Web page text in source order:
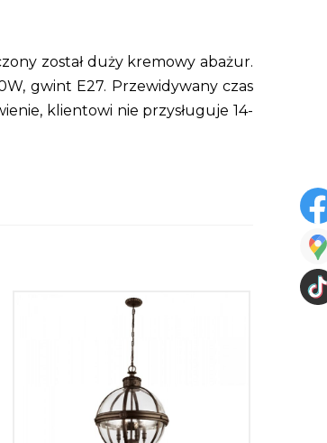
został duży kremowy abażur.
gwint E27. Przewidywany czas
klientowi nie przysługuje 14-